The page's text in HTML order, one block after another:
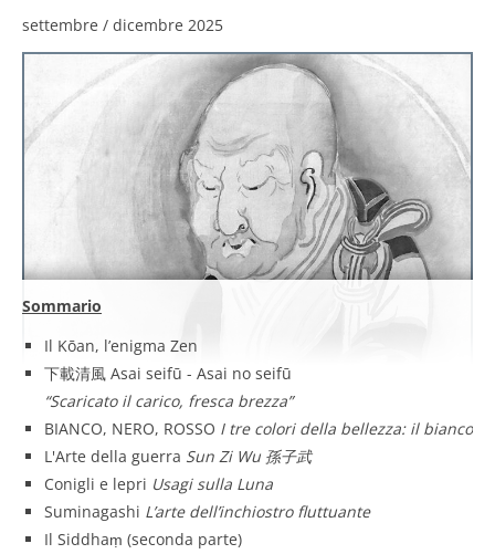
settembre / dicembre 2025
Sommario
Il Kōan, l’enigma Zen
下載清風 Asai seifū - Asai no seifū
“Scaricato il carico, fresca brezza”
BIANCO, NERO, ROSSO I tre colori della bellezza: il bianco
L'Arte della guerra Sun Zi Wu 孫子武
Conigli e lepri Usagi sulla Luna
Suminagashi L’arte dell’inchiostro fluttuante
Il Siddhaṃ (seconda parte)